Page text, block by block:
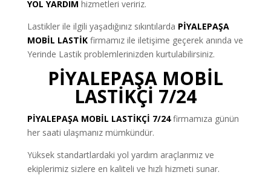
YOL YARDIM hizmetleri veririz.
Lastikler ile ilgili yaşadığınız sıkıntılarda PİYALEPAŞA
MOBİL LASTİKfirmamız ile iletişime geçerek anında ve
Yerinde Lastik problemlerinizden kurtulabilirsiniz.
PİYALEPAŞA MOBİL
LASTİKÇİ 7/24
PİYALEPAŞA MOBİL LASTİKÇİ 7/24firmamıza günün
her saati ulaşmanız mümkündür.
Yüksek standartlardaki yol yardım araçlarımız ve
ekiplerimiz sizlere en kaliteli ve hızlı hizmeti sunar.